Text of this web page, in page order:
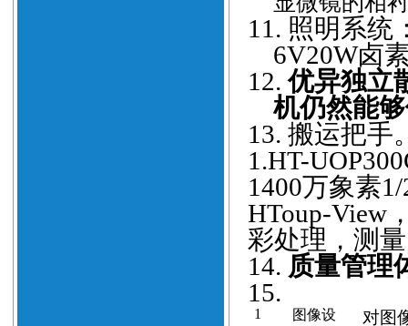
11. 照明系统
6V20W卤
12.优异独立
机仍然能
13. 搬运把手
1.HT-
1400万象素
HToup-View
彩处理，测量
14. 质量管理
15.
1
图像设
对图